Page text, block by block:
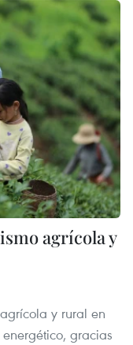
agrícola y
y rural en
gracias